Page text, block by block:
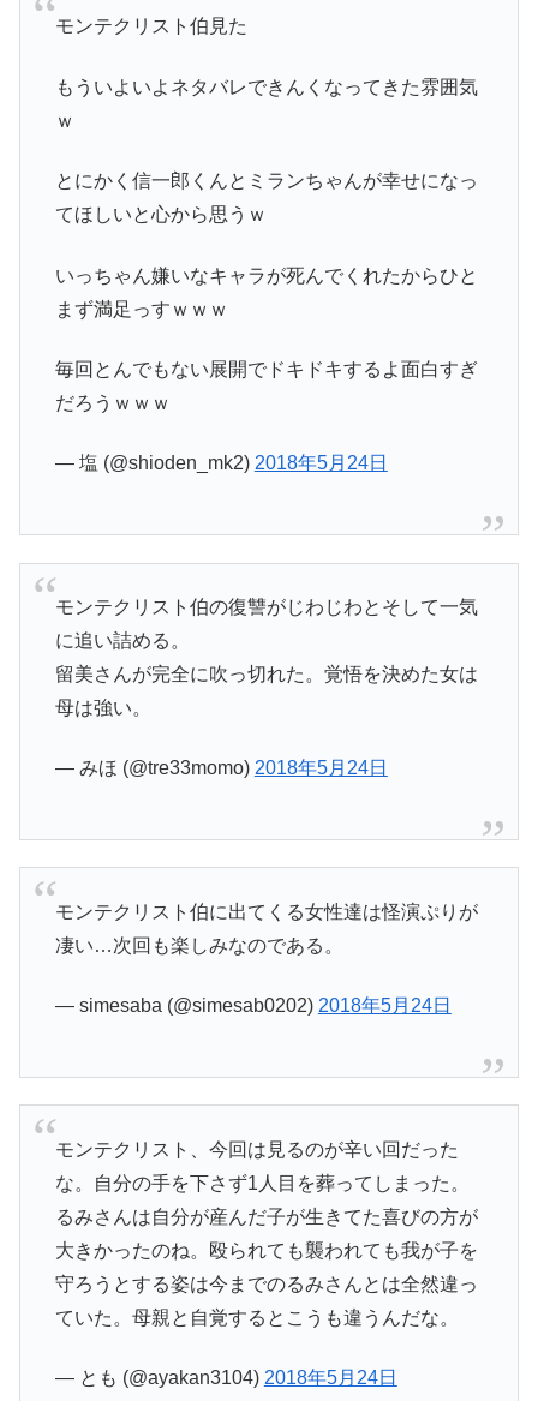
モンテクリスト伯見た
もういよいよネタバレできんくなってきた雰囲気
ｗ
とにかく信一郎くんとミランちゃんが幸せになっ
てほしいと心から思うｗ
いっちゃん嫌いなキャラが死んでくれたからひと
まず満足っすｗｗｗ
毎回とんでもない展開でドキドキするよ面白すぎ
だろうｗｗｗ
— 塩 (@shioden_mk2) 2018年5月24日
モンテクリスト伯の復讐がじわじわとそして一気
に追い詰める。
留美さんが完全に吹っ切れた。覚悟を決めた女は
母は強い。
— みほ (@tre33momo) 2018年5月24日
モンテクリスト伯に出てくる女性達は怪演ぷりが
凄い…次回も楽しみなのである。
— simesaba (@simesab0202) 2018年5月24日
モンテクリスト、今回は見るのが辛い回だった
な。自分の手を下さず1人目を葬ってしまった。
るみさんは自分が産んだ子が生きてた喜びの方が
大きかったのね。殴られても襲われても我が子を
守ろうとする姿は今までのるみさんとは全然違っ
ていた。母親と自覚するとこうも違うんだな。
— とも (@ayakan3104) 2018年5月24日